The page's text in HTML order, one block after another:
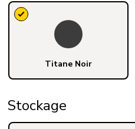
Titane Noir
Stockage